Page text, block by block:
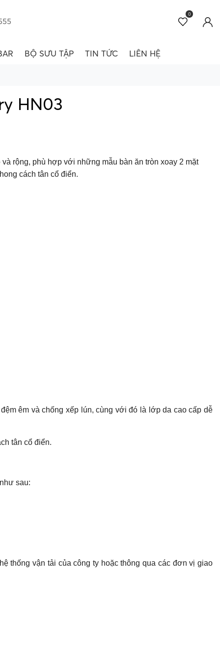
0
BỘ SƯU TẬP TIN TỨC LIÊN HỆ
HN03
rộng, phù hợp với những mẫu bàn ăn tròn xoay 2 mặt
cách tân cổ điển.
êm và chống xếp lún, cùng với đó là lớp da cao cấp dễ
tân cổ điển.
sau:
thống vận tải của công ty hoặc thông qua các đơn vị giao